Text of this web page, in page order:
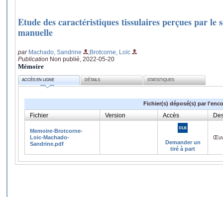
Etude des caractéristiques tissulaires perçues par
manuelle
par Machado, Sandrine
;Brotcorne, Loïc
Publication Non publié, 2022-05-20
Mémoire
ACCÈS EN LIGNE DÉTAILS STATISTIQUES
Fichier(s) déposé(s) par
Fichier Version Accès
Memoire-Brotcorne-
Loic-Machado-
Sandrine.pdf
Demander un
tiré à part